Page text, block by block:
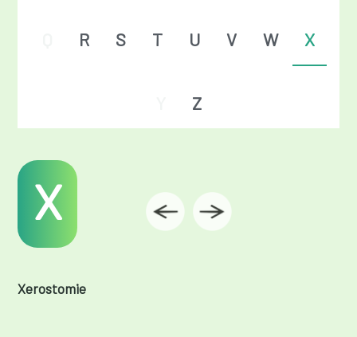
R S T U V W X
Z
X
Xerostomie